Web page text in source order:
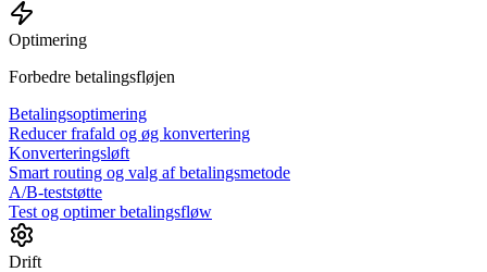
Optimering
Forbedre betalingsfløjen
Betalingsoptimering
Reducer frafald og øg konvertering
Konverteringsløft
Smart routing og valg af betalingsmetode
A/B-teststøtte
Test og optimer betalingsfløw
Drift